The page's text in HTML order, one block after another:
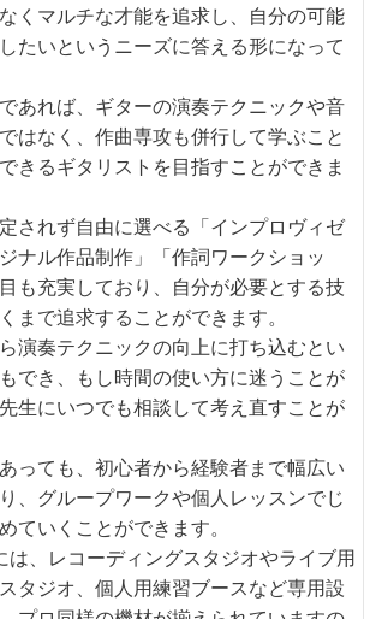
くマルチな才能を追求し、自分の可能
たいというニーズに答える形になって
あれば、ギターの演奏テクニックや音
はなく、作曲専攻も併行して学ぶこと
きるギタリストを目指すことができま
されず自由に選べる「インプロヴィゼ
ナル作品制作」「作詞ワークショッ
も充実しており、自分が必要とする技
まで追求することができます。
演奏テクニックの向上に打ち込むとい
でき、もし時間の使い方に迷うことが
生にいつでも相談して考え直すことが
っても、初心者から経験者まで幅広い
、グループワークや個人レッスンでじ
ていくことができます。
は、レコーディングスタジオやライブ用
タジオ、個人用練習ブースなど専用設